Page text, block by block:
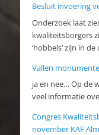
Besluit invoering
Onderzoek laat
kwaliteitsborgers
‘hobbels’ zijn in
Vallen
ja en nee… Op de
veel informatie
Congres
november KAF